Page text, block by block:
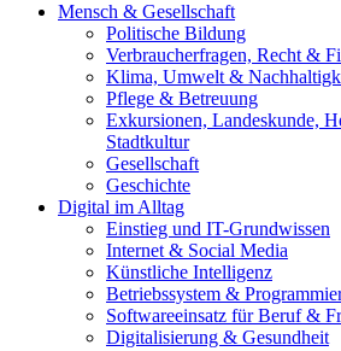
Mensch & Gesellschaft
Politische Bildung
Verbraucherfragen, Recht &
Klima, Umwelt &
Pflege & Betreuung
Exkursionen, Landeskunde,
Stadtkultur
Gesellschaft
Geschichte
Digital im Alltag
Einstieg und IT-Grundwissen
Internet & Social Media
Künstliche Intelligenz
Betriebssystem &
Softwareeinsatz für Beruf &
Digitalisierung & Gesundheit